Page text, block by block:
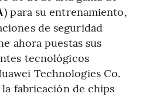
) para su entrenamiento,
de seguridad
ahora puestas sus
tecnológicos
Technologies Co.
fabricación de chips